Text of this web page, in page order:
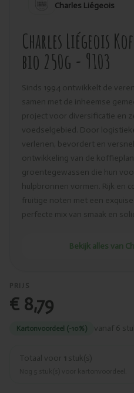
Charles Liégeois
Charles Liégeois
bio 250g - 9103
Sinds 1994 ontwikkelt de
samen met de inheemse
project voor diversificatie en
voedselgebied. Door
verlenen, bevordert en
ontwikkeling van de
groentegewassen die hun
hulpbronnen vormen. Rijk en
fruitige noten met een exquise
perfecte mix van smaak en
Bekijk alles van
PRIJS
€ 8,79
Kartonvoordeel (-10%) vanaf 6
Totaal voor 1 stuk(s)